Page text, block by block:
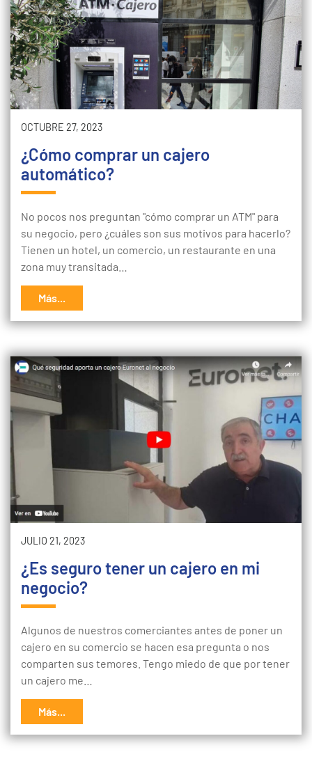
OCTUBRE 27, 2023
¿Cómo comprar un cajero
automático?
No pocos nos preguntan "cómo comprar un ATM" para
su negocio, pero ¿cuáles son sus motivos para hacerlo?
Tienen un hotel, un comercio, un restaurante en una
zona muy transitada…
Más...
JULIO 21, 2023
¿Es seguro tener un cajero en mi
negocio?
Algunos de nuestros comerciantes antes de poner un
cajero en su comercio se hacen esa pregunta o nos
comparten sus temores. Tengo miedo de que por tener
un cajero me…
Más...